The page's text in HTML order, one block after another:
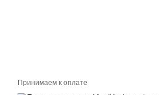
Принимаем к оплате